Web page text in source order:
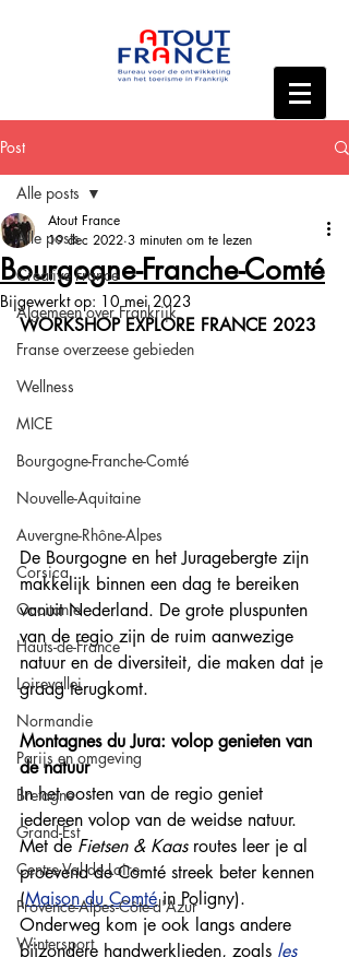
Post
Alle posts
Creative France
Algemeen over Frankrijk
Franse overzeese gebieden
Wellness
MICE
Bourgogne-Franche-Comté
Nouvelle-Aquitaine
Auvergne-Rhône-Alpes
Corsica
Occitanie
Hauts-de-France
Loirevallei
Normandie
Parijs en omgeving
Bretagne
Grand-Est
Centre Val de Loire
Provence-Alpes-Côte-d'Azur
Wintersport
Alle posts
Bourgogne-Franche-Comté
Atout France
19 dec 2022 3 minuten om te lezen
Bijgewerkt op: 10 mei 2023
WORKSHOP EXPLORE FRANCE 2023
De Bourgogne en het Juragebergte zijn
makkelijk binnen een dag te bereiken
vanuit Nederland. De grote pluspunten
van de regio zijn de ruim aanwezige
natuur en de diversiteit, die maken dat je
graag terugkomt.
Montagnes du Jura: volop genieten van
de natuur
In het oosten van de regio geniet
iedereen volop van de weidse natuur.
Met de Fietsen & Kaas routes leer je al
proevend de Comté streek beter kennen
(Maison du Comté in Poligny).
Onderweg kom je ook langs andere
bijzondere handwerklieden, zoals les